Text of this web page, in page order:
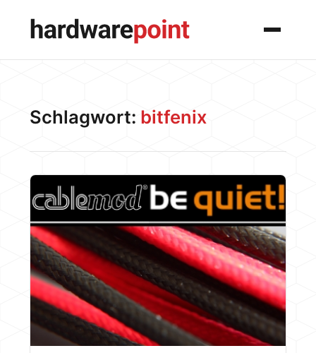
Menü
Schlagwort: bitfenix